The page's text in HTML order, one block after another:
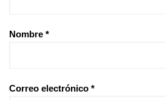
Nombre *
Correo electrónico *